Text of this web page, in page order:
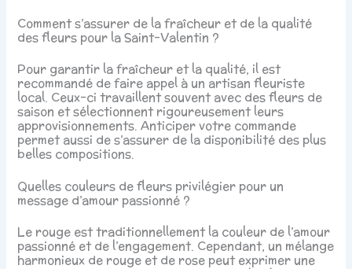
Comment s’assurer de la fraîcheur et de la qualité
des fleurs pour la Saint-Valentin ?
Pour garantir la fraîcheur et la qualité, il est
recommandé de faire appel à un artisan fleuriste
local. Ceux-ci travaillent souvent avec des fleurs de
saison et sélectionnent rigoureusement leurs
approvisionnements. Anticiper votre commande
permet aussi de s’assurer de la disponibilité des plus
belles compositions.
Quelles couleurs de fleurs privilégier pour un
message d’amour passionné ?
Le rouge est traditionnellement la couleur de l’amour
passionné et de l’engagement. Cependant, un mélange
harmonieux de rouge et de rose peut exprimer une